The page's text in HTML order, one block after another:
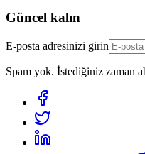
Güncel kalın
E-posta adresinizi girin
Spam yok. İstediğiniz zaman